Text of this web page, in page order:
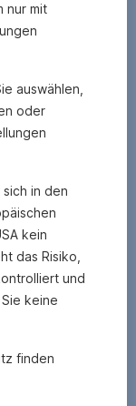
nur mit
auswählen,
oder
in den
kein
das Risiko,
und
keine
finden